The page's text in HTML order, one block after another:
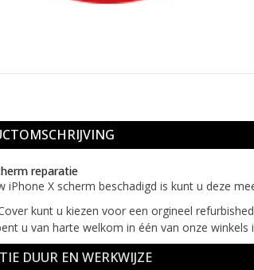
reparatie
iPhone X scherm beschadigd is kunt u deze
kunt u kiezen voor een orgineel
u van harte welkom in één van onze
DUUR EN WERKWIJZE